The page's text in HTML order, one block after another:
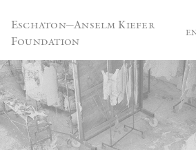
Eschaton—Anselm Kiefer
Foundation